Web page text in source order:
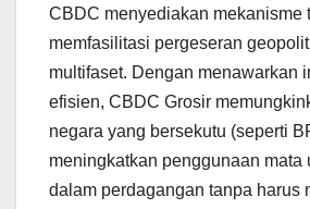
CBDC menyediakan mekanisme
memfasilitasi pergeseran
multifaset. Dengan menawarkan
efisien, CBDC Grosir
negara yang bersekutu (seperti
meningkatkan penggunaan mata
dalam perdagangan tanpa harus